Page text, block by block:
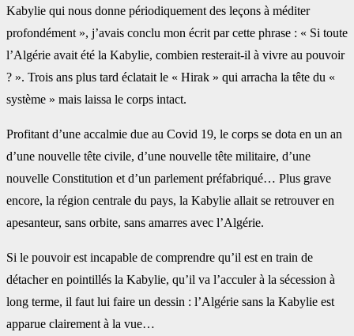
Kabylie qui nous donne ‎périodiquement des leçons à méditer
profondément », j’avais conclu mon écrit par cette phrase : ‎‎« Si toute
l’Algérie avait été la Kabylie, combien resterait-il à vivre au pouvoir
? ». Trois ans plus tard éclatait le « Hirak » qui arracha la tête du «
système » mais laissa le corps intact. ‎
Profitant d’une accalmie due au Covid 19, le corps se dota en un an
d’une nouvelle tête civile, d’une ‎nouvelle tête militaire, d’une
nouvelle Constitution et d’un parlement préfabriqué… Plus grave
encore, la région centrale du pays, la Kabylie allait se retrouver en
apesanteur, sans orbite, sans amarres avec l’Algérie.
Si le pouvoir est incapable de comprendre qu’il est en train de
détacher en pointillés la Kabylie, qu’il ‎va l’acculer à la sécession à
long terme, il faut lui faire un dessin : l’Algérie sans la ‎Kabylie est
apparue clairement à la vue…